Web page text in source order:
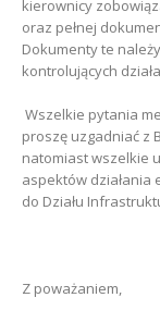
kierownicy
oraz pełnej
Dokumenty te
kontrolujących
Wszelkie pytania
proszę uzgadniać z
natomiast wszelkie
aspektów działania
do Działu
Z poważaniem,